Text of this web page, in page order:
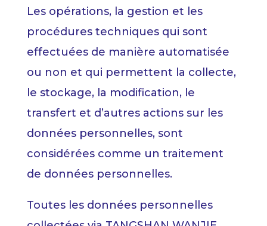
Les opérations, la gestion et les
procédures techniques qui sont
effectuées de manière automatisée
ou non et qui permettent la collecte,
le stockage, la modification, le
transfert et d’autres actions sur les
données personnelles, sont
considérées comme un traitement
de données personnelles.
Toutes les données personnelles